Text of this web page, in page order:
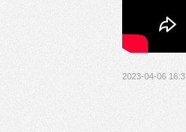
2023-04-06